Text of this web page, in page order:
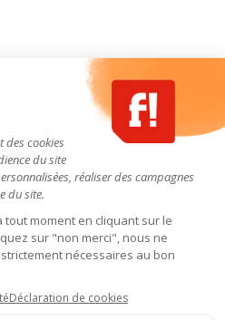
des cookies
du site
réaliser des campagnes
du site.
moment en cliquant sur le
sur "non merci", nous ne
nécessaires au bon
Déclaration de cookies